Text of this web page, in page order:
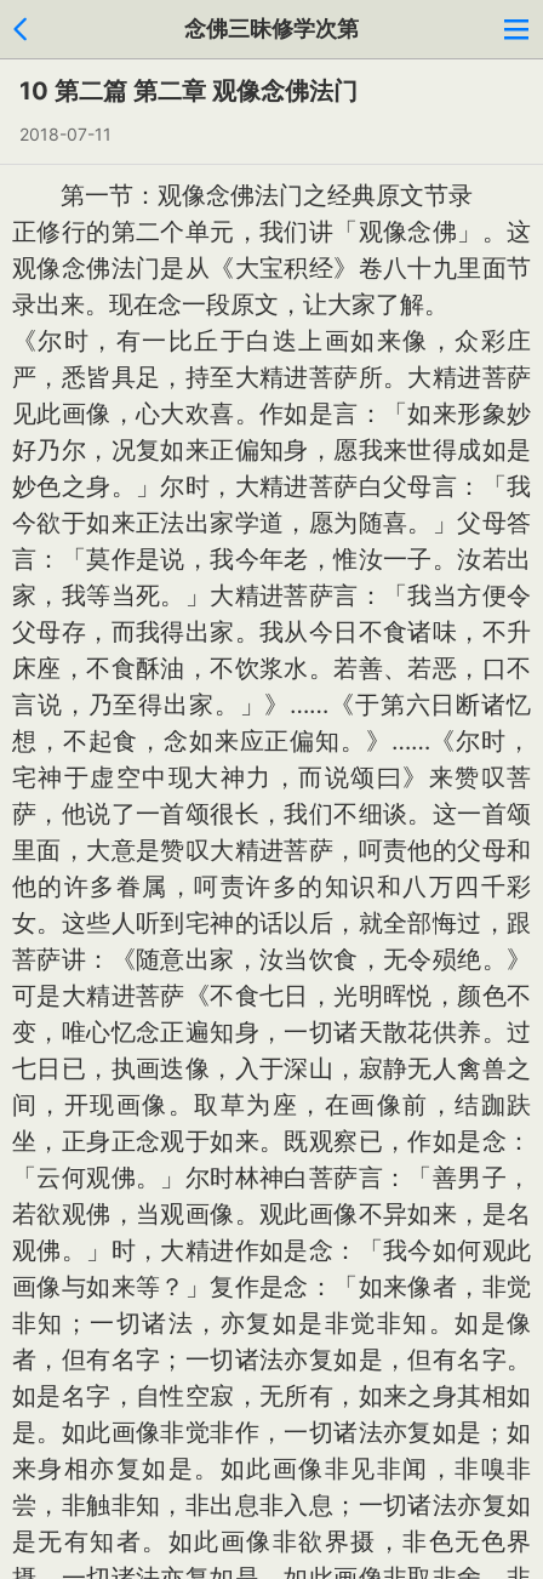
念佛三昧修学次第
10 第二篇 第二章 观像念佛法门
2018-07-11
第一节：观像念佛法门之经典原文节录
正修行的第二个单元，我们讲「观像念佛」。这
观像念佛法门是从《大宝积经》卷八十九里面节
录出来。现在念一段原文，让大家了解。
《尔时，有一比丘于白迭上画如来像，众彩庄
严，悉皆具足，持至大精进菩萨所。大精进菩萨
见此画像，心大欢喜。作如是言：「如来形象妙
好乃尔，况复如来正偏知身，愿我来世得成如是
妙色之身。」尔时，大精进菩萨白父母言：「我
今欲于如来正法出家学道，愿为随喜。」父母答
言：「莫作是说，我今年老，惟汝一子。汝若出
家，我等当死。」大精进菩萨言：「我当方便令
父母存，而我得出家。我从今日不食诸味，不升
床座，不食酥油，不饮浆水。若善、若恶，口不
言说，乃至得出家。」》……《于第六日断诸忆
想，不起食，念如来应正偏知。》……《尔时，
宅神于虚空中现大神力，而说颂曰》来赞叹菩
萨，他说了一首颂很长，我们不细谈。这一首颂
里面，大意是赞叹大精进菩萨，呵责他的父母和
他的许多眷属，呵责许多的知识和八万四千彩
女。这些人听到宅神的话以后，就全部悔过，跟
菩萨讲：《随意出家，汝当饮食，无令殒绝。》
可是大精进菩萨《不食七日，光明晖悦，颜色不
变，唯心忆念正遍知身，一切诸天散花供养。过
七日已，执画迭像，入于深山，寂静无人禽兽之
间，开现画像。取草为座，在画像前，结跏趺
坐，正身正念观于如来。既观察已，作如是念：
「云何观佛。」尔时林神白菩萨言：「善男子，
若欲观佛，当观画像。观此画像不异如来，是名
观佛。」时，大精进作如是念：「我今如何观此
画像与如来等？」复作是念：「如来像者，非觉
非知；一切诸法，亦复如是非觉非知。如是像
者，但有名字；一切诸法亦复如是，但有名字。
如是名字，自性空寂，无所有，如来之身其相如
是。如此画像非觉非作，一切诸法亦复如是；如
来身相亦复如是。如此画像非见非闻，非嗅非
尝，非触非知，非出息非入息；一切诸法亦复如
是无有知者。如此画像非欲界摄，非色无色界